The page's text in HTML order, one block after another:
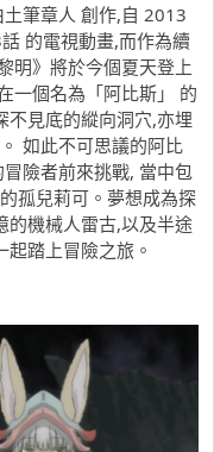
筆章人 創作,自 2013
的電視動畫,而作為續
明》將於今個夏天登上
一個名為「阿比斯」 的
不見底的縱向洞穴,亦埋
如此不可思議的阿比
險者前來挑戰, 當中包
孤兒莉可。夢想成為探
的機械人雷古,以及半途
踏上冒險之旅。